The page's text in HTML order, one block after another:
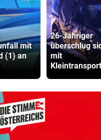
mit
(1) an
26-Jähriger
überschlug
mit